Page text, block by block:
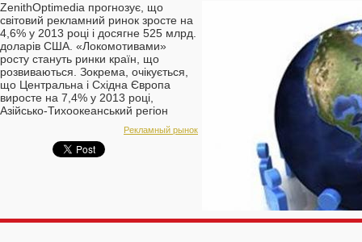
ZenithOptimedia прогнозує, що
світовий рекламний ринок зросте на
4,6% у 2013 році і досягне 525 млрд.
доларів США. «Локомотивами»
росту стануть ринки країн, що
розвиваються. Зокрема, очікується,
що Центральна і Східна Європа
виросте на 7,4% у 2013 році,
Азійсько-Тихоокеанський регіон
додасть 8,2%, а Латинська Америка
Рекламный рынок